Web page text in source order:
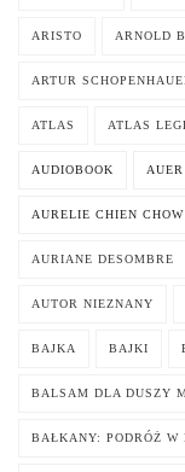
ARISTO ARNOLD
ARTUR
ATLAS ATLAS
AUDIOBOOK
AURELIE CHIEN
AURIANE DESOMBRE
AUTOR NIEZNANY
BAJKA BAJKI
BALSAM DLA DUSZY
BAŁKANY: PODRÓŻ W